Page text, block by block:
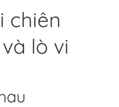
chiên
lò vi